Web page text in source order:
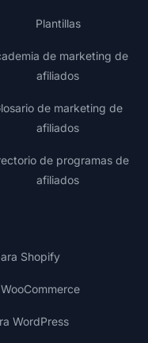
Plantillas
de marketing de
afiliados
de marketing de
afiliados
de programas de
afiliados
Shopify
WordPress